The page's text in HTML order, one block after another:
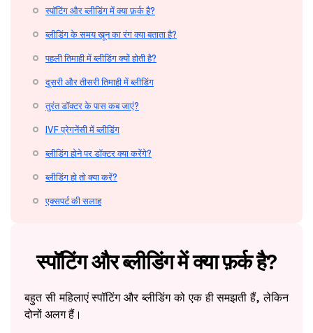
स्पॉटिंग और ब्लीडिंग में क्या फ़र्क है?
ब्लीडिंग के समय खून का रंग क्या बताता है?
पहली तिमाही में ब्लीडिंग क्यों होती है?
दूसरी और तीसरी तिमाही में ब्लीडिंग
तुरंत डॉक्टर के पास कब जाएं?
IVF प्रेगनेंसी में ब्लीडिंग
ब्लीडिंग होने पर डॉक्टर क्या करेंगे?
ब्लीडिंग हो तो क्या करें?
एक्सपर्ट की सलाह
स्पॉटिंग और ब्लीडिंग में क्या फ़र्क है?
बहुत सी महिलाएं स्पॉटिंग और ब्लीडिंग को एक ही समझती हैं, लेकिन
दोनों अलग हैं।